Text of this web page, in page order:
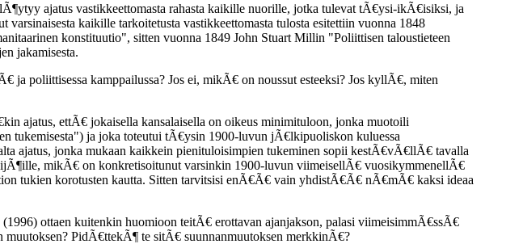
ajatus vastikkeettomasta rahasta kaikille nuorille, jotka tulevat tÃ€ysi-ikÃ€isiksi, ja
kaikille tarkoitetusta vastikkeettomasta tulosta esitettiin vuonna 1848
konstituutio", sitten vuonna 1849 John Stuart Millin "Poliittisen taloustieteen
jakamisesta.
poliittisessa kamppailussa? Jos ei, mikÃ€ on noussut esteeksi? Jos kyllÃ€, miten
ajatus, ettÃ€ jokaisella kansalaisella on oikeus minimituloon, jonka muotoili
tukemisesta") ja joka toteutui tÃ€ysin 1900-luvun jÃ€lkipuoliskon kuluessa
ajatus, jonka mukaan kaikkein pienituloisimpien tukeminen sopii kestÃ€vÃ€llÃ€ tavalla
mikÃ€ on konkretisoitunut varsinkin 1900-luvun viimeisellÃ€ vuosikymmenellÃ€
tukien korotusten kautta. Sitten tarvitsisi enÃ€Ã€ vain yhdistÃ€Ã€ nÃ€mÃ€ kaksi ideaa
(1996) ottaen kuitenkin huomioon teitÃ€ erottavan ajanjakson, palasi viimeisimmÃ€ssÃ€
PidÃ€ttekÃ¶ te sitÃ€ suunnanmuutoksen merkkinÃ€?